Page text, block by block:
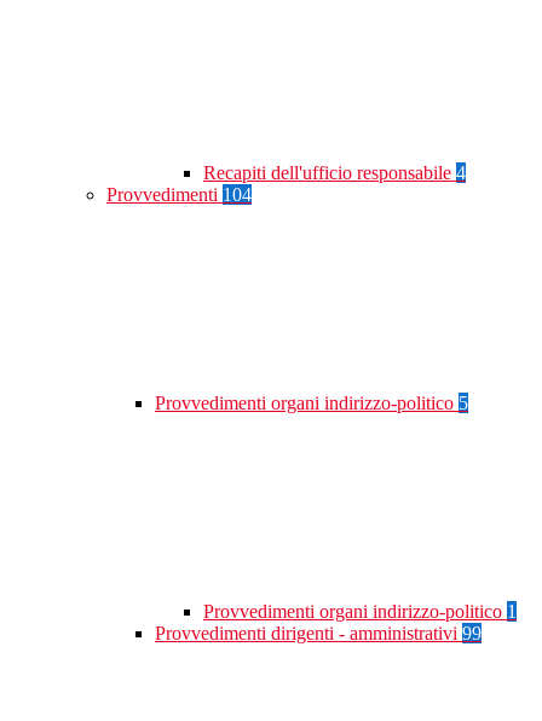
Recapiti dell'ufficio responsabile 4
Provvedimenti 104
Provvedimenti organi indirizzo-politico 5
Provvedimenti organi indirizzo-politico 1
Provvedimenti dirigenti - amministrativi 99